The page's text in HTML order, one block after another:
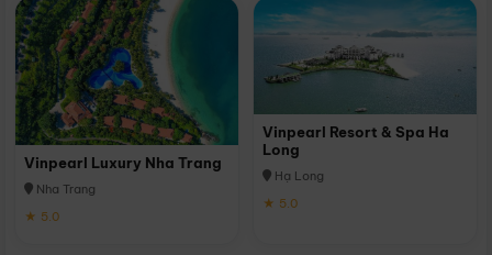
Vinpearl Luxury Nha Trang
Nha Trang
★ 5.0
Vinpearl Resort & Spa Ha
Long
Hạ Long
★ 5.0